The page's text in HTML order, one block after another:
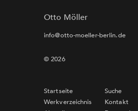
Otto Möller
info@otto-moeller-berlin.de
© 2026
Startseite
Werkverzeichnis
Suche
Kontakt